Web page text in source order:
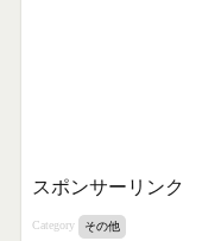
スポンサーリンク
Category その他